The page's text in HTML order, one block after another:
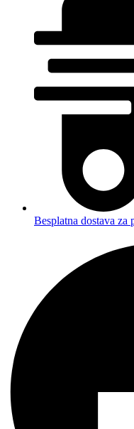
Besplatna dostava za